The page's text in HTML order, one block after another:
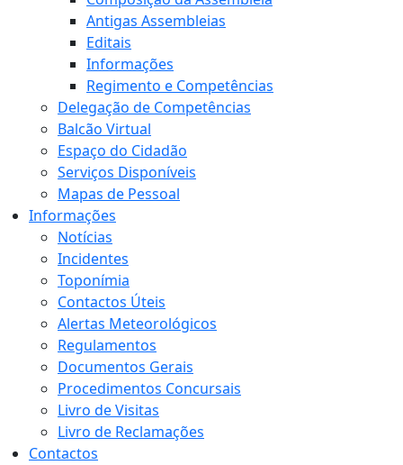
Antigas Assembleias
Editais
Informações
Regimento e Competências
Delegação de Competências
Balcão Virtual
Espaço do Cidadão
Serviços Disponíveis
Mapas de Pessoal
Informações
Notícias
Incidentes
Toponímia
Contactos Úteis
Alertas Meteorológicos
Regulamentos
Documentos Gerais
Procedimentos Concursais
Livro de Visitas
Livro de Reclamações
Contactos